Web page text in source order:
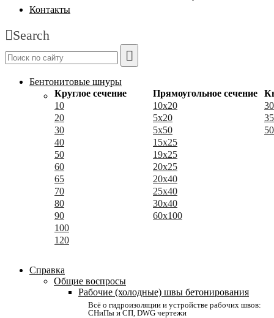
Контакты
Search
Бентонитовые шнуры
Круглое сечение
Прямоугольное сечение
10
10x20
20
5x20
30
5x50
40
15x25
50
19x25
60
20x25
65
20x40
70
25x40
80
30x40
90
60x100
100
120
Справка
Общие воспросы
Рабочие (холодные) швы бетонирования
Всё о гидроизоляции и устройстве рабочих швов:
СНиПы и СП, DWG чертежи